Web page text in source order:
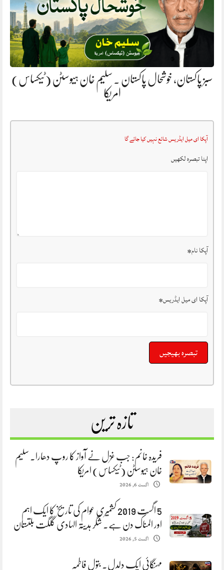
سبز پاکستان، خوشحال پاکستان . سلیم خان ہیوسٹن (ٹیکساس)
امریکا
آپکا ای میل ایڈریس شائع نہیں کیا جائے گا
اپنا تبصرہ لکھیں
آپکا نام*
آپکا ای میل ایڈریس*
تازہ ترین
فریدہ خانم: جب غزل نے آواز کا روپ دھارا. سلیم
خان ہیوسٹن (ٹیکساس) امریکا
اگست 6, 2026
5 اگست 2019 کشمیری عوام کی تاریخ کا ایک اہم
اور المناک دن ہے. شگر ہدیتہ الہادی گلگت بلتستان
اگست 5, 2026
مہنگائی ایک دلدل. بتول فاطمہ